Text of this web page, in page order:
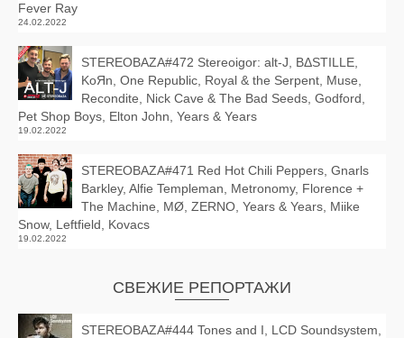
Fever Ray
24.02.2022
STEREOBAZA#472 Stereoigor: alt‑J, BΔSTILLE,
KoЯn, One Republic, Royal & the Serpent, Muse,
Recondite, Nick Cave & The Bad Seeds, Godford,
Pet Shop Boys, Elton John, Years & Years
19.02.2022
STEREOBAZA#471 Red Hot Chili Peppers, Gnarls
Barkley, Alfie Templeman, Metronomy, Florence +
The Machine, MØ, ZERNO, Years & Years, Miike
Snow, Leftfield, Kovacs
19.02.2022
СВЕЖИЕ РЕПОРТАЖИ
STEREOBAZA#444 Tones and I, LCD Soundsystem,